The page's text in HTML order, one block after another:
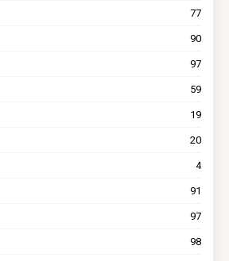
77
90
97
59
19
20
4
91
97
98